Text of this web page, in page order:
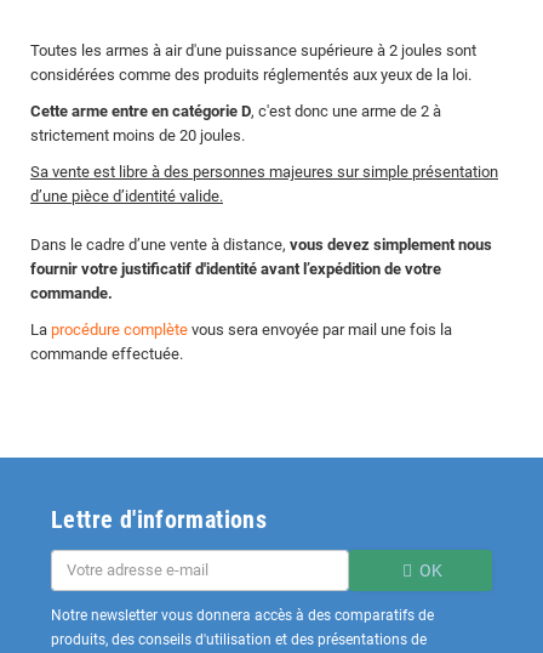
Toutes les armes à air d'une puissance supérieure à 2 joules sont
considérées comme des produits réglementés aux yeux de la loi.
Cette arme entre en catégorie D, c'est donc une arme de 2 à
strictement moins de 20 joules.
Sa vente est libre à des personnes majeures sur simple présentation
d’une pièce d’identité valide.
Dans le cadre d’une vente à distance, vous devez simplement nous
fournir votre justificatif d'identité avant l’expédition de votre
commande.
La procédure complète vous sera envoyée par mail une fois la
commande effectuée.
Lettre d'informations
OK
Notre newsletter vous donnera accès à des comparatifs de
produits, des conseils d'utilisation et des présentations de